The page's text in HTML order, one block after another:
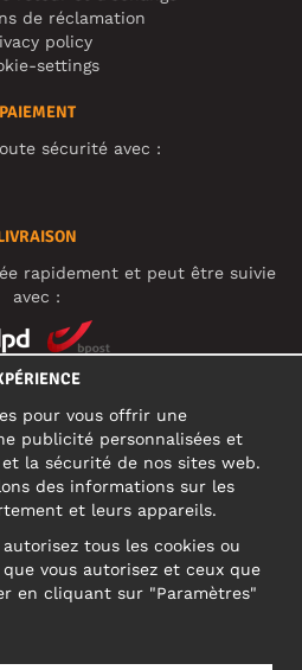
de réclamation
policy
settings
PAIEMENT
sécurité avec :
rapidement et peut être suivie
avec :
EE-10117 Tallinn
12356245
les retours de produits à cette
pour vous offrir une
publicité personnalisées et
la sécurité de nos sites web.
des informations sur les
et leurs appareils.
tous les cookies ou
vous autorisez et ceux que
en cliquant sur "Paramètres"